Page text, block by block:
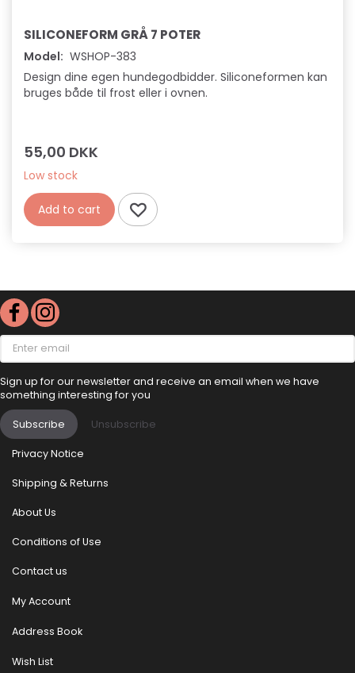
SILICONEFORM GRÅ 7 POTER
Model: WSHOP-383
Design dine egen hundegodbidder. Siliconeformen kan
bruges både til frost eller i ovnen.
55,00 DKK
Low stock
Add to cart
Enter
email
Sign up for our newsletter and receive an email when we have
something interesting for you
Subscribe Unsubscribe
Privacy Notice
Shipping & Returns
About Us
Conditions of Use
Contact us
My Account
Address Book
Wish List